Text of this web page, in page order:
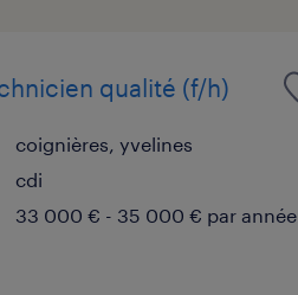
qualité (f/h)
coignières, yvelines
cdi
33 000 € - 35 000 € par année